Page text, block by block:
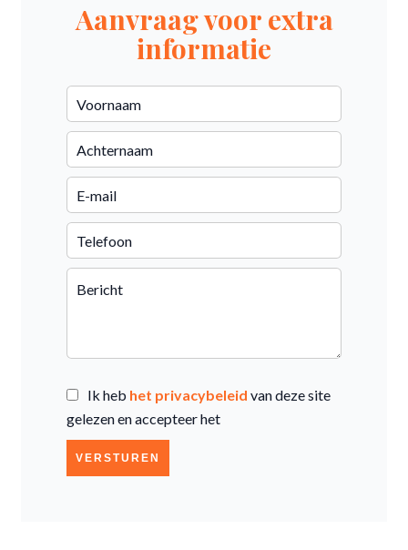
Aanvraag voor extra
informatie
Ik heb het privacybeleid van deze site
gelezen en accepteer het
VERSTUREN